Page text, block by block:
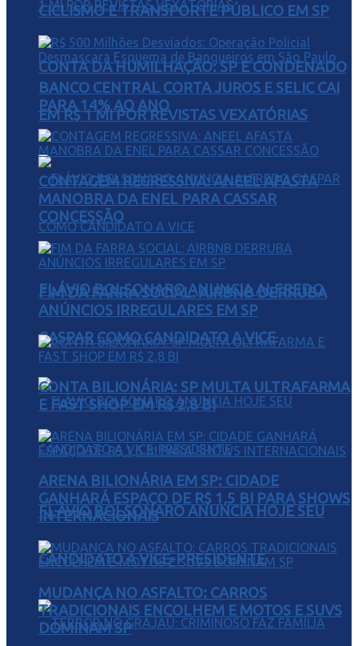
CONTA DA HUMILHAÇÃO: SP É CONDENADO
EM R$ 1 MI POR REVISTAS VEXATÓRIAS
FLÁVIO BOLSONARO ANUNCIA ALFREDO
GASPAR COMO CANDIDATO A VICE
FLÁVIO BOLSONARO ANUNCIA HOJE SEU
CANDIDATO A VICE-PRESIDENTE
CICLISMO E TRANSPORTE PÚBLICO EM SP
BANCO CENTRAL CORTA JUROS E SELIC CAI
PARA 14% AO ANO
CONTAGEM REGRESSIVA: ANEEL AFASTA
MANOBRA DA ENEL PARA CASSAR
CONCESSÃO
FIM DA FARRA SOCIAL: AIRBNB DERRUBA
ANÚNCIOS IRREGULARES EM SP
CONTA BILIONÁRIA: SP MULTA ULTRAFARMA
E FAST SHOP EM R$ 2,8 BI
ARENA BILIONÁRIA EM SP: CIDADE
GANHARÁ ESPAÇO DE R$ 1,5 BI PARA SHOWS
INTERNACIONAIS
MUDANÇA NO ASFALTO: CARROS
TRADICIONAIS ENCOLHEM E MOTOS E SUVS
DOMINAM SP